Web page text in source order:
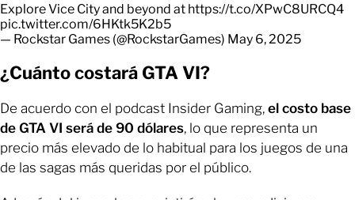
Explore Vice City and beyond at https://t.co/XPwC8URCQ4
pic.twitter.com/6HKtk5K2b5
— Rockstar Games (@RockstarGames) May 6, 2025
¿Cuánto costará GTA VI?
De acuerdo con el podcast Insider Gaming, el costo base
de GTA VI será de 90 dólares, lo que representa un
precio más elevado de lo habitual para los juegos de una
de las sagas más queridas por el público.